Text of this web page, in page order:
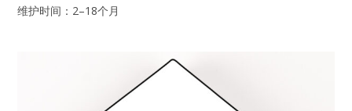
维护时间：2–18个月